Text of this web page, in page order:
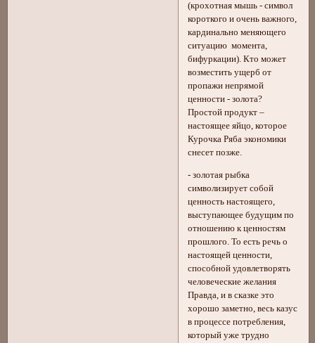
(крохотная мышь - символ
короткого и очень важного,
кардинально меняющего
ситуацию момента,
бифуркации). Кто может
возместить ущерб от
пропажи непрямой
ценности - золота?
Простой продукт –
настоящее яйцо, которое
Курочка Ряба экономики
снесет позже.
- золотая рыбка
символизирует собой
ценность настоящего,
выступающее будущим по
отношению к ценностям
прошлого. То есть речь о
настоящей ценности,
способной удовлетворять
человеческие желания
Правда, и в сказке это
хорошо заметно, весь казус
в процессе потребления,
который уже трудно